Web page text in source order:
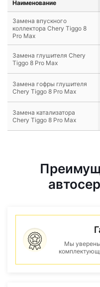
Наименование
Замена впускного
коллектора Chery Tiggo 8
Pro Max
Замена глушителя Chery
Tiggo 8 Pro Max
Замена гофры глушителя
Chery Tiggo 8 Pro Max
Замена катализатора
Chery Tiggo 8 Pro Max
Мы уверены